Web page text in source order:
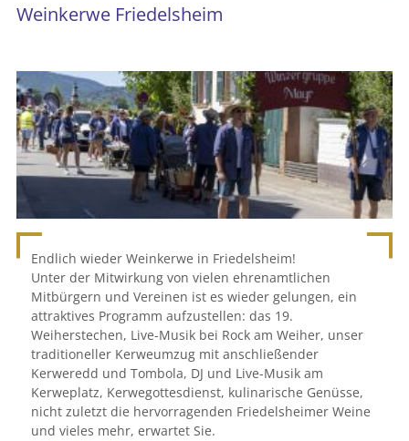
Weinkerwe Friedelsheim
Endlich wieder Weinkerwe in Friedelsheim!
Unter der Mitwirkung von vielen ehrenamtlichen
Mitbürgern und Vereinen ist es wieder gelungen, ein
attraktives Programm aufzustellen: das 19.
Weiherstechen, Live-Musik bei Rock am Weiher, unser
traditioneller Kerweumzug mit anschließender
Kerweredd und Tombola, DJ und Live-Musik am
Kerweplatz, Kerwegottesdienst, kulinarische Genüsse,
nicht zuletzt die hervorragenden Friedelsheimer Weine
und vieles mehr, erwartet Sie.